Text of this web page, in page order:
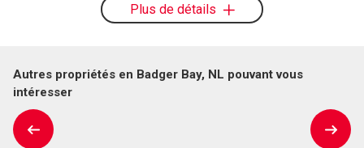
Plus de détails
Autres propriétés en Badger Bay, NL pouvant vous
intéresser